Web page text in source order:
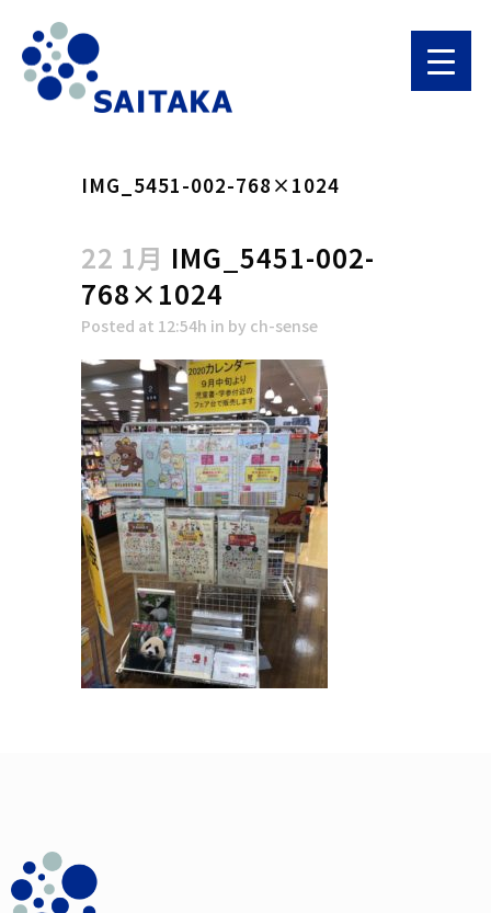
IMG_5451-002-768×1024
22 1月 IMG_5451-002-
768×1024
Posted at 12:54h in by ch-sense